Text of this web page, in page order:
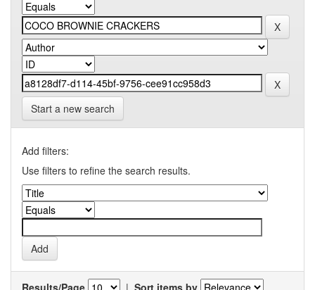
Start a new search
Add filters:
Use filters to refine the search results.
Results/Page | Sort items by